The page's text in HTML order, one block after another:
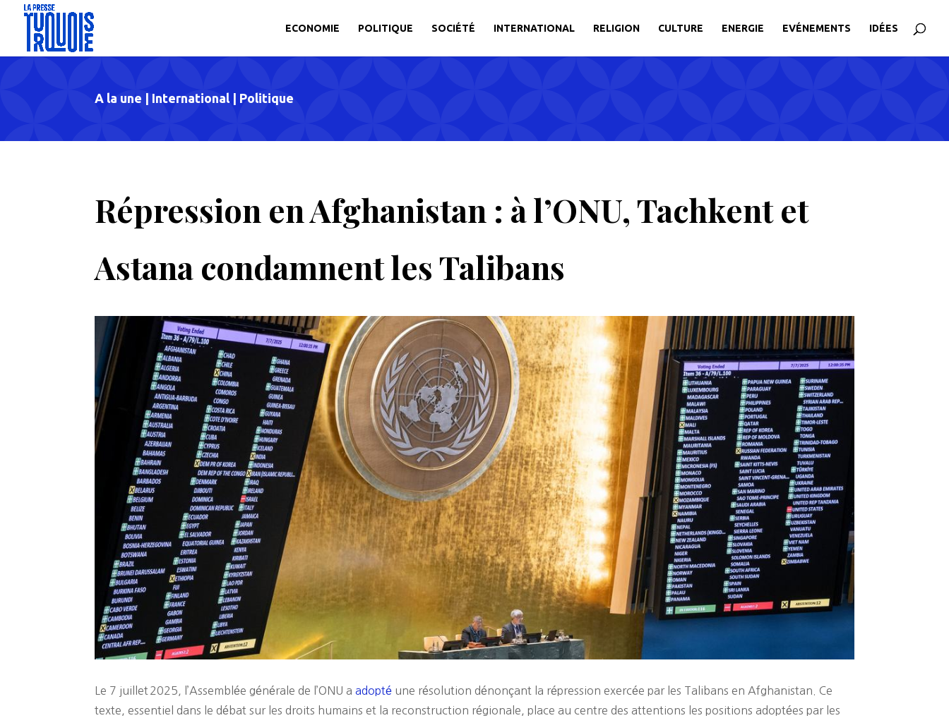
ECONOMIE POLITIQUE SOCIÉTÉ INTERNATIONAL RELIGION CULTURE ENERGIE EVÉNEMENTS IDÉES
A la une | International | Politique
Répression en Afghanistan : à l’ONU, Tachkent et
Astana condamnent les Talibans
Le 7 juillet 2025, l’Assemblée générale de l’ONU aadopté une résolution dénonçant la répression exercée par les Talibans en Afghanistan. Ce
texte, essentiel dans le débat sur les droits humains et la reconstruction régionale, place au centre des attentions les positions adoptées par les